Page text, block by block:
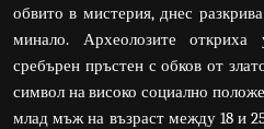
обвито в мистерия, днес
минало. Археолозите откриха
сребърен пръстен с обков от
символ на високо социално
млад мъж на възраст между 18 и